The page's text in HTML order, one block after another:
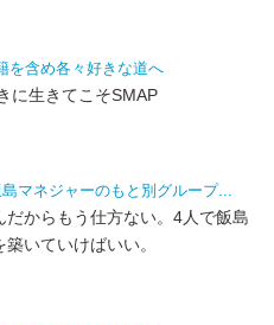
を含め各々好きな道へ
に生きてこそSMAP
マネジャーのもと別グループ...
からもう仕方ない。4人で飯島
いていけばいい。